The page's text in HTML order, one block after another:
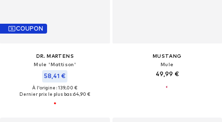
COUPON
DR. MARTENS
Mule 'Mattison'
58,41 €
À l'origine : 139,00 €
Dernier prix le plus bas :64,90 €
MUSTANG
Mule
49,99 €